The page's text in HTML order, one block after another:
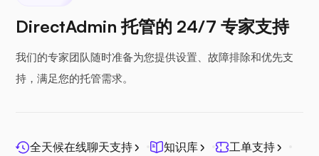
Nextcloud
DirectAdmin 托管的 24/7 专家支持
我们的专家团队随时准备为您提供设置、故障排除和优先支
持，满足您的托管需求。
全天候在线聊天支持 知识库
工单支持